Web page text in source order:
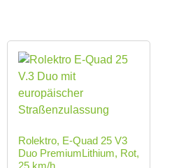
Rolektro, E-Quad 25 V3
Duo PremiumLithium, Rot,